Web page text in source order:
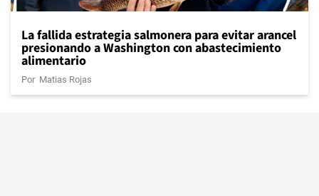
La fallida estrategia salmonera para evitar arancel
presionando a Washington con abastecimiento
alimentario
Por Matias Rojas